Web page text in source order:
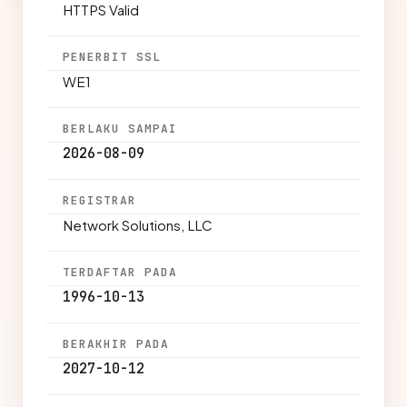
HTTPS Valid
PENERBIT SSL
WE1
BERLAKU SAMPAI
2026-08-09
REGISTRAR
Network Solutions, LLC
TERDAFTAR PADA
1996-10-13
BERAKHIR PADA
2027-10-12